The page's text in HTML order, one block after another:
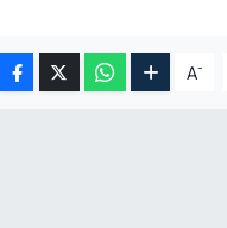
A-